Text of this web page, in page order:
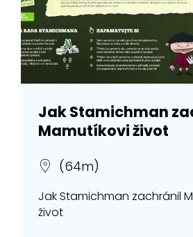
Jak Stamichman
Mamutíkovi život
(64m)
Jak Stamichman zachránil
život